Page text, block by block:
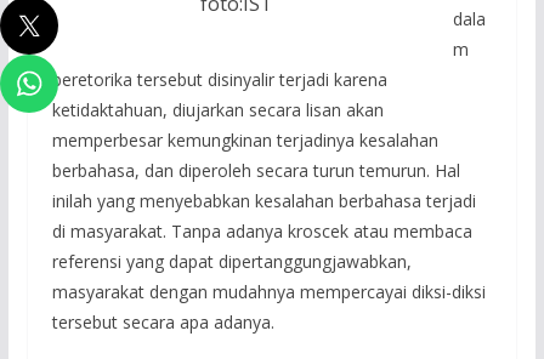
dala
m
beretorika tersebut disinyalir terjadi karena
ketidaktahuan, diujarkan secara lisan akan
memperbesar kemungkinan terjadinya kesalahan
berbahasa, dan diperoleh secara turun temurun. Hal
inilah yang menyebabkan kesalahan berbahasa terjadi
di masyarakat. Tanpa adanya kroscek atau membaca
referensi yang dapat dipertanggungjawabkan,
masyarakat dengan mudahnya mempercayai diksi-diksi
tersebut secara apa adanya.